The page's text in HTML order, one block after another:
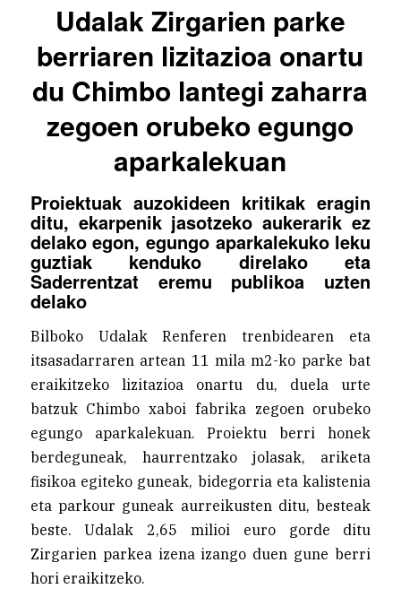
Udalak Zirgarien parke
berriaren lizitazioa onartu
du Chimbo lantegi zaharra
zegoen orubeko egungo
aparkalekuan
Proiektuak auzokideen kritikak eragin
ditu, ekarpenik jasotzeko aukerarik ez
delako egon, egungo aparkalekuko leku
guztiak kenduko direlako eta
Saderrentzat eremu publikoa uzten
delako
Bilboko Udalak Renferen trenbidearen eta
itsasadarraren artean 11 mila m2-ko parke bat
eraikitzeko lizitazioa onartu du, duela urte
batzuk Chimbo xaboi fabrika zegoen orubeko
egungo aparkalekuan. Proiektu berri honek
berdeguneak, haurrentzako jolasak, ariketa
fisikoa egiteko guneak, bidegorria eta kalistenia
eta parkour guneak aurreikusten ditu, besteak
beste. Udalak 2,65 milioi euro gorde ditu
Zirgarien parkea izena izango duen gune berri
hori eraikitzeko.